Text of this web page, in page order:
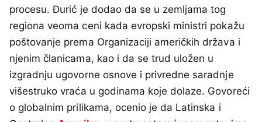
procesu. Đurić je dodao da se u zemljama tog
regiona veoma ceni kada evropski ministri pokažu
poštovanje prema Organizaciji američkih država i
njenim članicama, kao i da se trud uložen u
izgradnju ugovorne osnove i privredne saradnje
višestruko vraća u godinama koje dolaze. Govoreći
o globalnim prilikama, ocenio je da Latinska i